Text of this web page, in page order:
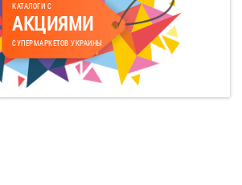
КАТАЛОГИ С
АКЦИЯМИ
СУПЕРМАРКЕТОВ УКРАИНЫ